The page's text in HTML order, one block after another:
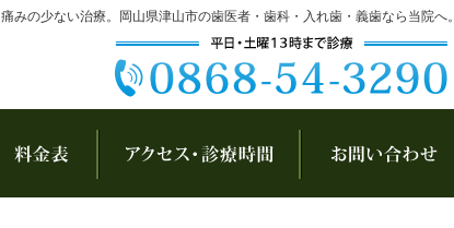
痛みの少ない治療。岡山県津山市の歯医者・歯科・入れ歯・義歯なら当院へ。